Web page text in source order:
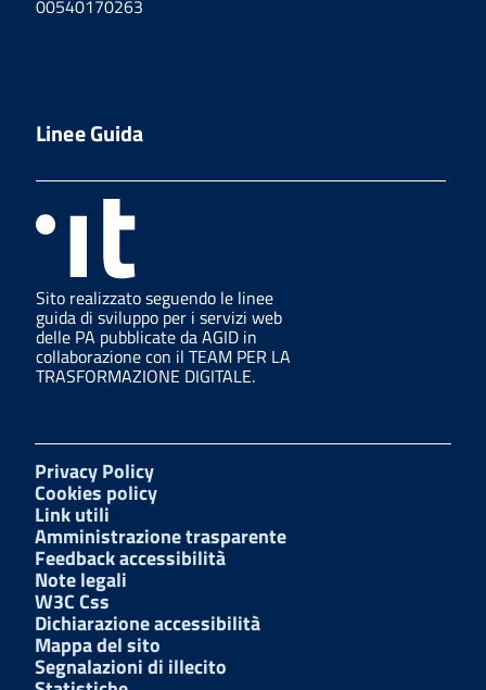
00540170263
Linee Guida
Sito realizzato seguendo le linee
guida di sviluppo per i servizi web
delle PA pubblicate da AGID in
collaborazione con il TEAM PER LA
TRASFORMAZIONE DIGITALE.
Privacy Policy
Cookies policy
Link utili
Amministrazione trasparente
Feedback accessibilità
Note legali
W3C Css
Dichiarazione accessibilità
Mappa del sito
Segnalazioni di illecito